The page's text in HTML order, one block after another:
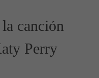
canción
Perry